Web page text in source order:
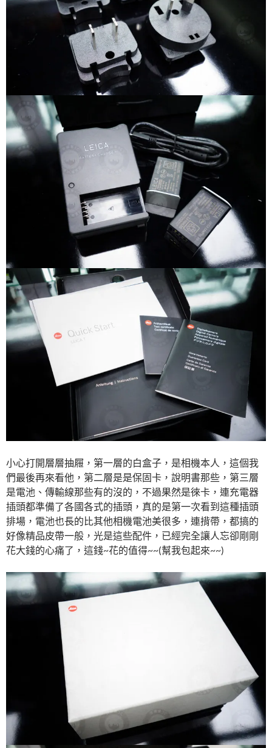
小心打開層層抽屜，第一層的白盒子，是相機本人，這個我
們最後再來看他，第二層是是保固卡，說明書那些，第三層
是電池、傳輸線那些有的沒的，不過果然是徠卡，連充電器
插頭都準備了各國各式的插頭，真的是第一次看到這種插頭
排場，電池也長的比其他相機電池美很多，連揹帶，都搞的
好像精品皮帶一般，光是這些配件，已經完全讓人忘卻剛剛
花大錢的心痛了，這錢~花的值得~~(幫我包起來~~)